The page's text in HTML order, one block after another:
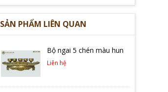
SẢN PHẨM LIÊN QUAN
Bộ ngai 5 chén màu hun
Liên hệ